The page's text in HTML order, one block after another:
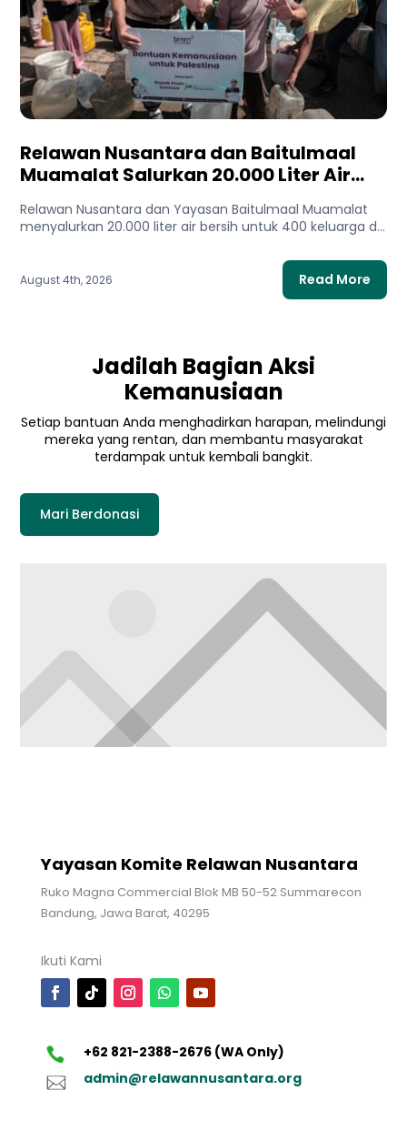
Relawan Nusantara dan Baitulmaal
Muamalat Salurkan 20.000 Liter Air
Relawan Nusantara dan Yayasan Baitulmaal Muamalat
menyalurkan 20.000 liter air bersih untuk 400 keluarga di
August 4th, 2026 Read More
Jadilah Bagian Aksi
Kemanusiaan
Setiap bantuan Anda menghadirkan harapan, melindungi
mereka yang rentan, dan membantu masyarakat
terdampak untuk kembali bangkit.
Mari Berdonasi
Yayasan Komite Relawan Nusantara
Ruko Magna Commercial Blok MB 50-52 Summarecon
Bandung, Jawa Barat, 40295
Ikuti Kami
+62 821-2388-2676 (WA Only)
admin@relawannusantara.org